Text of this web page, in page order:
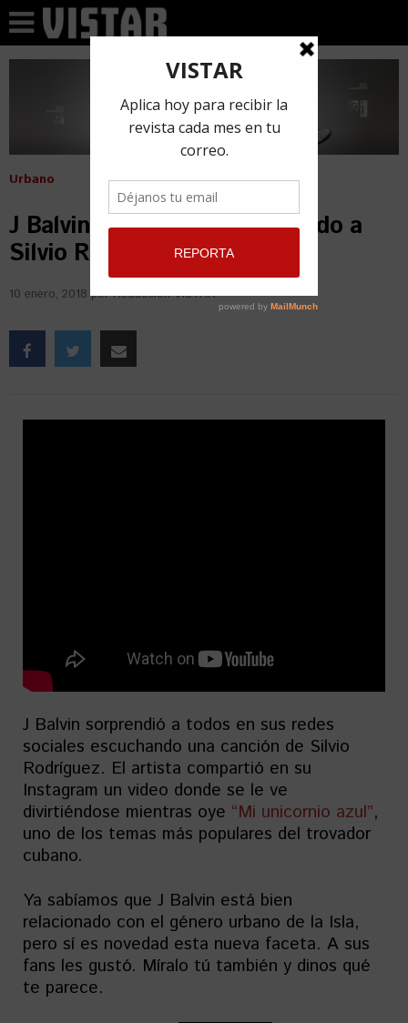
Urbano
J Balvin se divierte escuchando a
Silvio Rodríguez
10 enero, 2018 porRedacción VISTAR
J Balvin sorprendió a todos en sus redes
sociales escuchando una canción de Silvio
Rodríguez. El artista compartió en su
Instagram un video donde se le ve
divirtiéndose mientras oye “Mi unicornio azul”,
uno de los temas más populares del trovador
cubano.
Ya sabíamos que J Balvin está bien
relacionado con el género urbano de la Isla,
pero sí es novedad esta nueva faceta. A sus
fans les gustó. Míralo tú también y dinos qué
te parece.